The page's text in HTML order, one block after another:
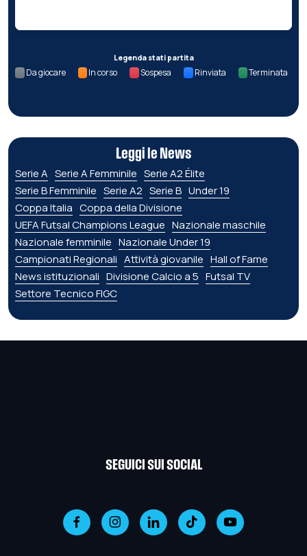
Legenda stati partita
Da giocare In corso Sospesa Rinviata Terminata
Leggi le News
Serie A Serie A Femminile Serie A2 Élite
Serie B Femminile Serie A2 Serie B Under 19
Coppa Italia Coppa della Divisione
UEFA Futsal Champions League Nazionale maschile
Nazionale femminile Nazionale Under 19
Campionati Regionali Attività giovanile Hall of Fame
News istituzionali Divisione Calcio a 5 Futsal TV
Settore Tecnico FIGC
SEGUICI SUI SOCIAL